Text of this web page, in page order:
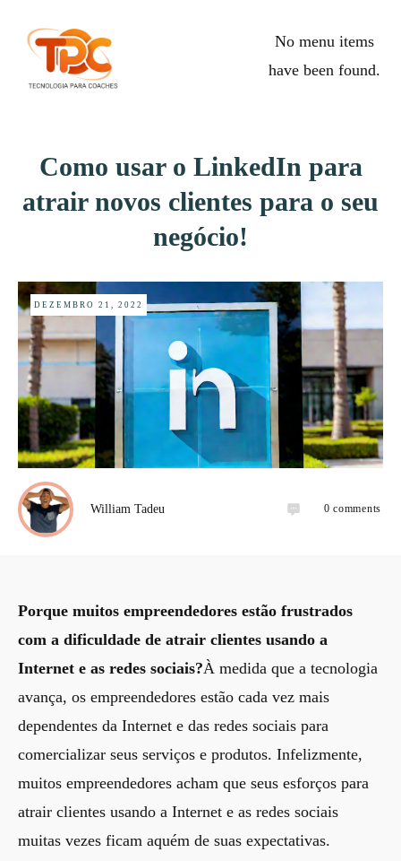
No menu items
have been found.
Como usar o LinkedIn para
atrair novos clientes para o seu
negócio!
DEZEMBRO 21, 2022
William Tadeu 0 comments
Porque muitos empreendedores estão frustrados
com a dificuldade de atrair clientes usando a
Internet e as redes sociais?À medida que a tecnologia
avança, os empreendedores estão cada vez mais
dependentes da Internet e das redes sociais para
comercializar seus serviços e produtos. Infelizmente,
muitos empreendedores acham que seus esforços para
atrair clientes usando a Internet e as redes sociais
muitas vezes ficam aquém de suas expectativas.